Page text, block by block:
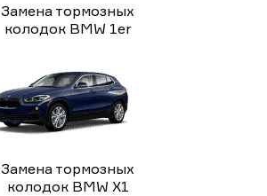
Замена тормозных
колодок BMW 1er
Замена тормозных
колодок BMW X1